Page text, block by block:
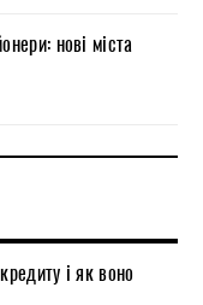
нові міста
і як воно